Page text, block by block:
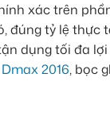
xác trên
tỷ lệ thực
dụng tối đa
2016, bọc